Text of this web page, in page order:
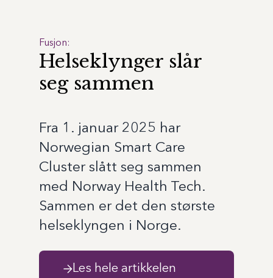
Fusjon:
Helseklynger slår
seg sammen
Fra 1. januar 2025 har
Norwegian Smart Care
Cluster slått seg sammen
med Norway Health Tech.
Sammen er det den største
helseklyngen i Norge.
Les hele artikkelen